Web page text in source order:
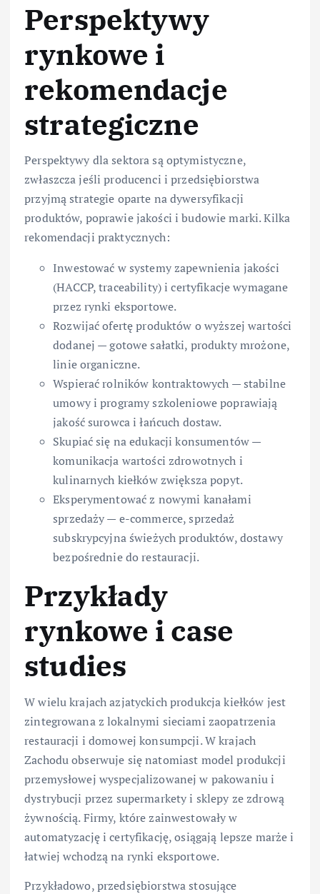
Perspektywy
rynkowe i
rekomendacje
strategiczne
Perspektywy dla sektora są optymistyczne,
zwłaszcza jeśli producenci i przedsiębiorstwa
przyjmą strategie oparte na dywersyfikacji
produktów, poprawie jakości i budowie marki. Kilka
rekomendacji praktycznych:
Inwestować w systemy zapewnienia jakości
(HACCP, traceability) i certyfikacje wymagane
przez rynki eksportowe.
Rozwijać ofertę produktów o wyższej wartości
dodanej — gotowe sałatki, produkty mrożone,
linie organiczne.
Wspierać rolników kontraktowych — stabilne
umowy i programy szkoleniowe poprawiają
jakość surowca i łańcuch dostaw.
Skupiać się na edukacji konsumentów —
komunikacja wartości zdrowotnych i
kulinarnych kiełków zwiększa popyt.
Eksperymentować z nowymi kanałami
sprzedaży — e-commerce, sprzedaż
subskrypcyjna świeżych produktów, dostawy
bezpośrednie do restauracji.
Przykłady
rynkowe i case
studies
W wielu krajach azjatyckich produkcja kiełków jest
zintegrowana z lokalnymi sieciami zaopatrzenia
restauracji i domowej konsumpcji. W krajach
Zachodu obserwuje się natomiast model produkcji
przemysłowej wyspecjalizowanej w pakowaniu i
dystrybucji przez supermarkety i sklepy ze zdrową
żywnością. Firmy, które zainwestowały w
automatyzację i certyfikację, osiągają lepsze marże i
łatwiej wchodzą na rynki eksportowe.
Przykładowo, przedsiębiorstwa stosujące